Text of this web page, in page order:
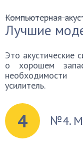
Компьютерная
Лучшие
Это акустические
о хорошем
необходимости
усилитель.
4 №4.